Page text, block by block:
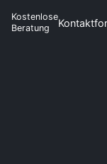
Kostenlose
Beratung